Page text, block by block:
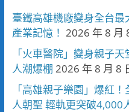
臺鐵高雄機廠變身全台
產業記憶！ 2026 年 8 月
「火車醫院」變身親子
人潮爆棚 2026 年 8 月 8
「高雄親子樂園」爆紅
人朝聖 輕軌更突破4,000